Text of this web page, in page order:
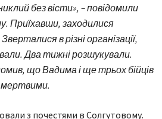
без вісти», – повідомили
Приїхавши, заходилися
в різні організації,
Два тижні розшукували.
що Вадима і ще трьох бійців
мертвими.
з почестями в Солгутовому.